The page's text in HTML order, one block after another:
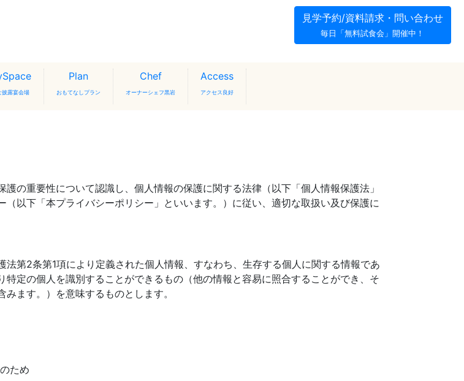
見学予約/資料請求・問い合わせ
毎日「無料試食会」開催中！
披露宴会場
Plan
おもてなしプラン
Chef
オーナーシェフ黒岩
Access
アクセス良好
の重要性について認識し、個人情報の保護に関する法律（以下「個人情報保護法」
以下「本プライバシーポリシー」といいます。）に従い、適切な取扱い及び保護に
第2条第1項により定義された個人情報、すなわち、生存する個人に関する情報であ
定の個人を識別することができるもの（他の情報と容易に照合することができ、そ
ます。）を意味するものとします。
ため